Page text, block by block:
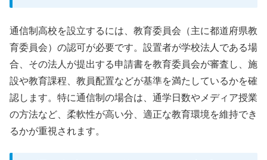
通信制高校を設立するには、教育委員会（主に都道府県教
育委員会）の認可が必要です。設置者が学校法人である場
合、その法人が提出する申請書を教育委員会が審査し、施
設や教育課程、教員配置などが基準を満たしているかを確
認します。特に通信制の場合は、通学日数やメディア授業
の方法など、柔軟性が高い分、適正な教育環境を維持でき
るかが重視されます。